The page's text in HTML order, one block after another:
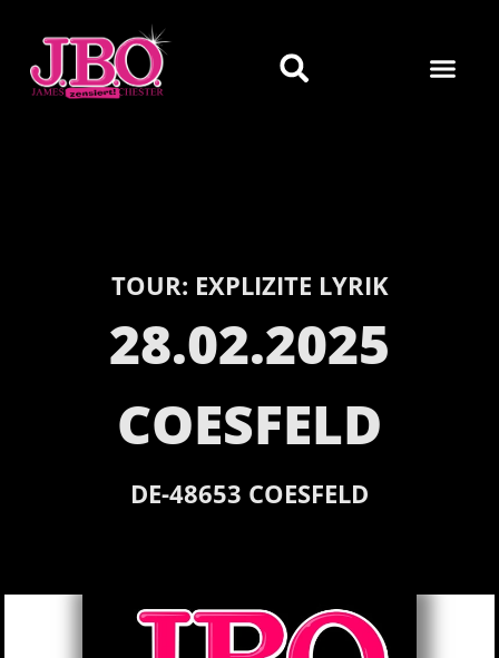
TOUR: EXPLIZITE LYRIK
28.02.2025
COESFELD
DE-48653 COESFELD